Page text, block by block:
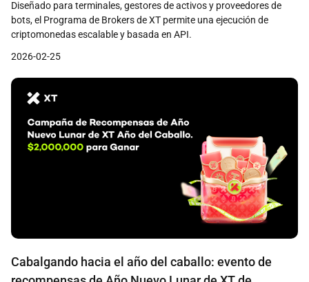
Diseñado para terminales, gestores de activos y proveedores de
bots, el Programa de Brokers de XT permite una ejecución de
criptomonedas escalable y basada en API.
2026-02-25
Cabalgando hacia el año del caballo: evento de